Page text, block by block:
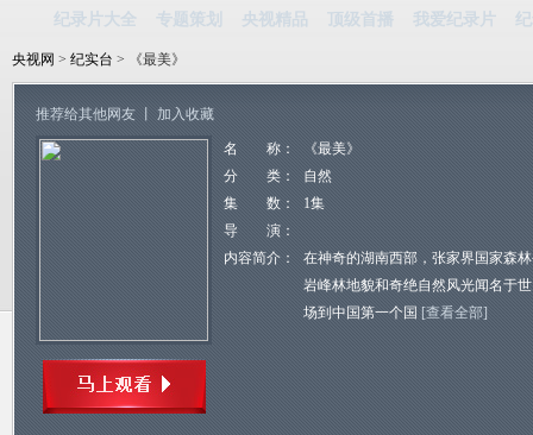
纪录片大全 专题策划 央视精品 顶级首播 我爱纪录片
央视网 > 纪实台 > 《最美》
推荐给其他网友 加入收藏
名 称：
《最美》
分 类：
自然
集 数：
1集
导 演：
内容简介：
在神奇的湖南西部，张家界国家森
岩峰林地貌和奇绝自然风光闻名于
场到中国第一个国 [查看全部]